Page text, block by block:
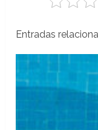
Entradas